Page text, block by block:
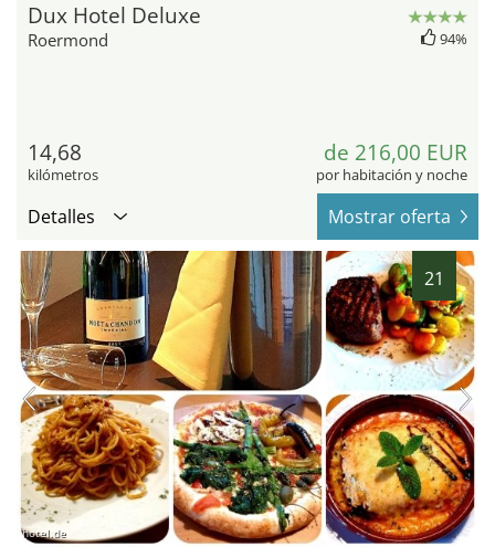
Dux Hotel Deluxe
Roermond 94%
14,68
kilómetros
de 216,00 EUR
por habitación y noche
Detalles Mostrar oferta
21
hotel.de